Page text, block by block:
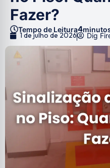
Fazer?
Tempo de Leitura4
1 de julho de 2026 Dig